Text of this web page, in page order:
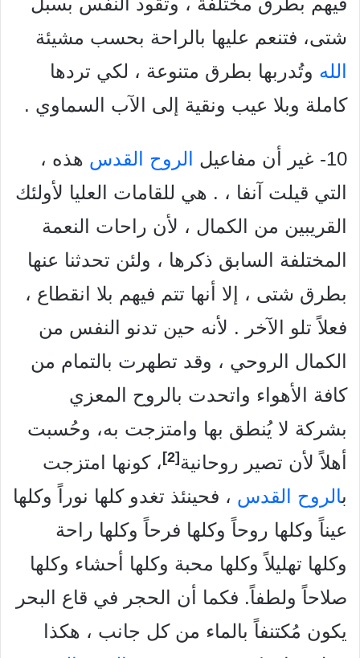
شتی، فتنعم عليها بالراحة بحسب مشيئة
الله وتُدربها بطرق متنوعة ، لكي تردها
كاملة وبلا عيب ونقية إلى الآب السماوي .
10- غير أن مفاعيل الروح القدس هذه ،
التي قيلت آنفا ، . هي للقامات العليا لأولئك
القريبين من الكمال ، لأن راحات النعمة
المختلفة السابق ذكرها ، ولئن تحدثنا عنها
بطرق شتى ، إلا أنها تتم فيهم بلا انقطاع ،
فعلاً تلو الآخر . لأنه حين تدنو النفس من
الكمال الروحي ، وقد تطهرت بالتمام من
كافة الأهواء واتحدت بالروح المعزي
بشركة لا يُنطق بها وامتزجت به، وحُسبت
أهلاً لأن تصير روحانية [2]
، كونها امتزجت
بالروح القدس ، فحينئذ تغدو كلها نوراً وكلها
عيناً وكلها روحاً وكلها فرحاً وكلها راحة
وكلها تهليلاً وكلها محبة وكلها أحشاء وكلها
صلاحاً ولطفاً. فكما أن الحجر في قاع البحر
يكون مُكتنفاً بالماء من كل جانب ، هكذا